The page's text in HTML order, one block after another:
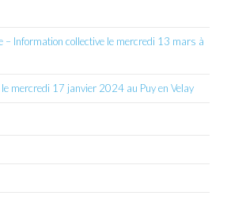
– Information collective le mercredi 13 mars à
le mercredi 17 janvier 2024 au Puy en Velay